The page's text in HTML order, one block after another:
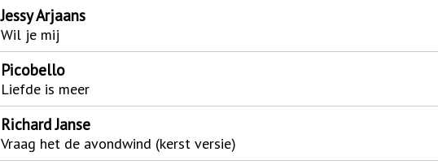
Jessy Arjaans
Wil je mij
Picobello
Liefde is meer
Richard Janse
Vraag het de avondwind (kerst versie)